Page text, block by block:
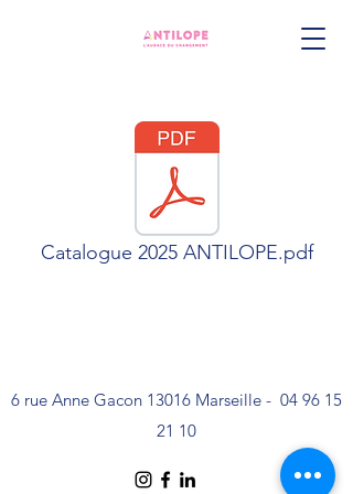
Catalogue 2025 ANTILOPE.pdf
6 rue Anne Gacon 13016 Marseille - 04 96 15
21 10